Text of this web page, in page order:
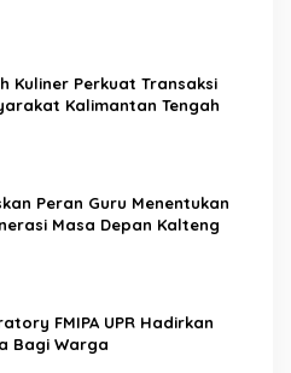
Kuliner Perkuat Transaksi
Kalimantan Tengah
Peran Guru Menentukan
Masa Depan Kalteng
FMIPA UPR Hadirkan
Bagi Warga